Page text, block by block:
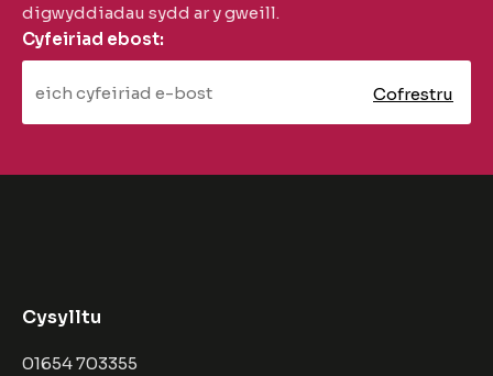
digwyddiadau sydd ar y gweill.
Cyfeiriad ebost:
Cysylltu
01654 703355